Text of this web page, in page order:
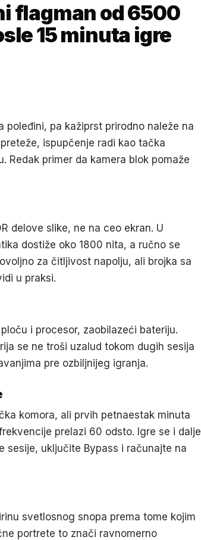
flagman od 6500
15 minuta igre
pa kažiprst prirodno naleže na
ispupčenje radi kao tačka
Redak primer da kamera blok pomaže
delove slike, ne na ceo ekran. U
dostiže oko 1800 nita, a ručno se
za čitljivost napolju, ali brojka sa
u praksi.
i procesor, zaobilazeći bateriju.
se ne troši uzalud tokom dugih sesija
pre ozbiljnijeg igranja.
komora, ali prvih petnaestak minuta
prelazi 60 odsto. Igre se i dalje
sesije, uključite Bypass i računajte na
svetlosnog snopa prema tome kojim
portrete to znači ravnomerno